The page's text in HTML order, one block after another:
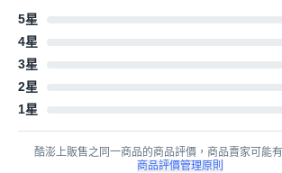
5星
4星
3星
2星
1星
酷澎上販售之同一商品的商品評價，商品賣家可能
商品評價管理原則